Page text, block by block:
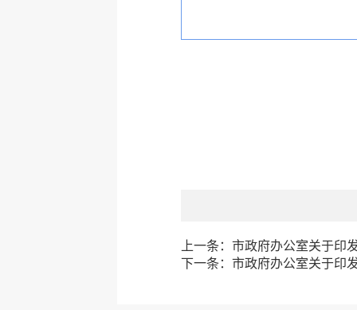
上一条： 市政府办公室关于印
下一条： 市政府办公室关于印